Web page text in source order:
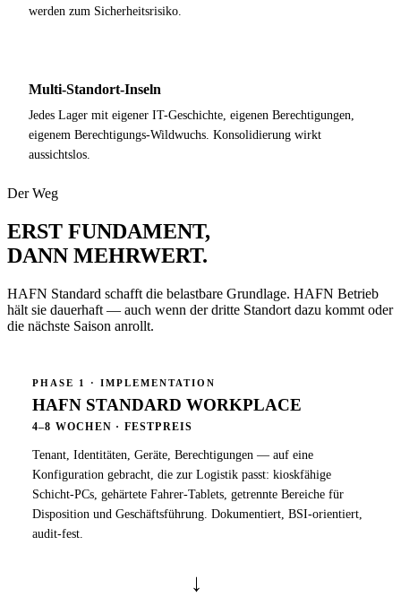
werden zum Sicherheitsrisiko.
Multi-Standort-Inseln
Jedes Lager mit eigener IT-Geschichte, eigenen Berechtigungen,
eigenem Berechtigungs-Wildwuchs. Konsolidierung wirkt
aussichtslos.
Der Weg
ERST FUNDAMENT,
DANN MEHRWERT.
HAFN Standard schafft die belastbare Grundlage. HAFN Betrieb
hält sie dauerhaft — auch wenn der dritte Standort dazu kommt oder
die nächste Saison anrollt.
PHASE 1 · IMPLEMENTATION
HAFN STANDARD WORKPLACE
4–8 WOCHEN · FESTPREIS
Tenant, Identitäten, Geräte, Berechtigungen — auf eine
Konfiguration gebracht, die zur Logistik passt: kioskfähige
Schicht-PCs, gehärtete Fahrer-Tablets, getrennte Bereiche für
Disposition und Geschäftsführung. Dokumentiert, BSI-orientiert,
audit-fest.
→